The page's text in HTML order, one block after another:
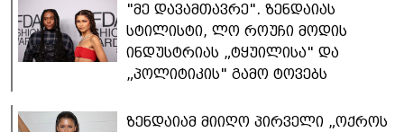
"მე დავამთავრე". ზენდაიას
სტილისტი, ლო როუჩი მოდის
ინდუსტრიას „ტყუილისა" და
„პოლიტიკის" გამო ტოვებს
ზენდაიამ მიიღო პირველი „ოქროს